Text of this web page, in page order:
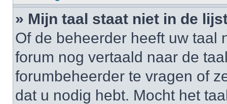
» Mijn taal staat niet in de
Of de beheerder heeft uw taal
forum nog vertaald naar de
forumbeheerder te vragen of
dat u nodig hebt. Mocht het